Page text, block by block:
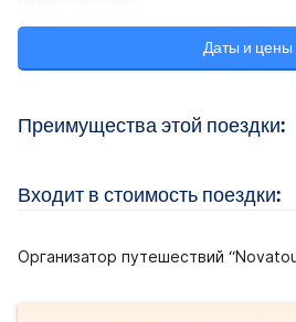
Даты и цены
Преимущества этой поездки:
Входит в стоимость поездки:
Организатор путешествий